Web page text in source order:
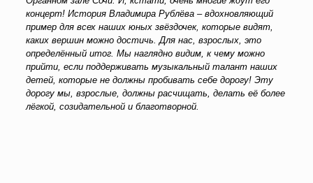
концерт! История Владимира Рублёва – вдохновляющий
пример для всех наших юных звёздочек, которые видят,
каких вершин можно достичь. Для нас, взрослых, это
определённый итог. Мы наглядно видим, к чему можно
прийти, если поддерживать музыкальный талант наших
детей, которые не должны пробивать себе дорогу! Эту
дорогу мы, взрослые, должны расчищать, делать её более
лёгкой, созидательной и благотворной.